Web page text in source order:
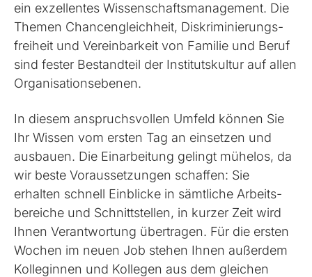
ein exzellentes Wissenschafts­management. Die
Themen Chancen­gleichheit, Diskriminierungs­
freiheit und Vereinbarkeit von Familie und Beruf
sind fester Bestand­teil der Instituts­kultur auf allen
Organisations­ebenen.
In diesem anspruchs­vollen Umfeld können Sie
Ihr Wissen vom ersten Tag an einsetzen und
ausbauen. Die Ein­arbeitung gelingt mühelos, da
wir beste Voraus­setzungen schaffen: Sie
erhalten schnell Einblicke in sämtliche Arbeits­
bereiche und Schnitt­stellen, in kurzer Zeit wird
Ihnen Ver­antwortung übertragen. Für die ersten
Wochen im neuen Job stehen Ihnen außerdem
Kolleginnen und Kollegen aus dem gleichen